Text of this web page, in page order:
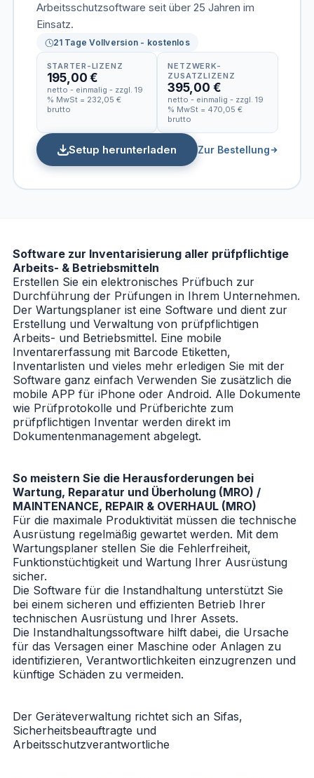
Arbeitsschutzsoftware seit über 25 Jahren im
Einsatz.
21 Tage Vollversion - kostenlos
STARTER-LIZENZ
195,00 €
netto - einmalig - zzgl. 19
% MwSt = 232,05 €
brutto
NETZWERK-
ZUSATZLIZENZ
395,00 €
netto - einmalig - zzgl. 19
% MwSt = 470,05 €
brutto
Setup herunterladen Zur Bestellung
Software zur Inventarisierung aller prüfpflichtige
Arbeits- & Betriebsmitteln
Erstellen Sie ein elektronisches Prüfbuch zur
Durchführung der Prüfungen in Ihrem Unternehmen.
Der Wartungsplaner ist eine Software und dient zur
Erstellung und Verwaltung von prüfpflichtigen
Arbeits- und Betriebsmittel. Eine mobile
Inventarerfassung mit Barcode Etiketten,
Inventarlisten und vieles mehr erledigen Sie mit der
Software ganz einfach Verwenden Sie zusätzlich die
mobile APP für iPhone oder Android. Alle Dokumente
wie Prüfprotokolle und Prüfberichte zum
prüfpflichtigen Inventar werden direkt im
Dokumentenmanagement abgelegt.
So meistern Sie die Herausforderungen bei
Wartung, Reparatur und Überholung (MRO) /
MAINTENANCE, REPAIR & OVERHAUL (MRO)
Für die maximale Produktivität müssen die technische
Ausrüstung regelmäßig gewartet werden. Mit dem
Wartungsplaner stellen Sie die Fehlerfreiheit,
Funktionstüchtigkeit und Wartung Ihrer Ausrüstung
sicher.
Die Software für die Instandhaltung unterstützt Sie
bei einem sicheren und effizienten Betrieb Ihrer
technischen Ausrüstung und Ihrer Assets.
Die Instandhaltungssoftware hilft dabei, die Ursache
für das Versagen einer Maschine oder Anlagen zu
identifizieren, Verantwortlichkeiten einzugrenzen und
künftige Schäden zu vermeiden.
Der Geräteverwaltung richtet sich an Sifas,
Sicherheitsbeauftragte und
Arbeitsschutzverantwortliche